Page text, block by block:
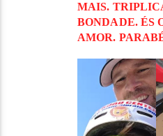
MAIS.
BONDADE. ÉS
AMOR.